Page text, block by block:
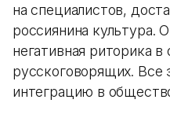
на специалистов,
россиянина культура.
негативная риторика
русскоговорящих. Все
интеграцию в